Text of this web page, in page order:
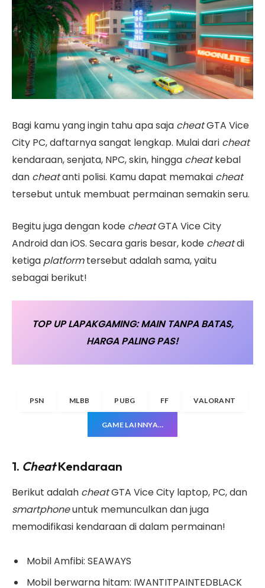
Bagi kamu yang ingin tahu apa saja cheatGTA Vice
City PC, daftarnya sangat lengkap. Mulai dari cheat
kendaraan, senjata, NPC, skin, hingga cheatkebal
dan cheatanti polisi. Kamu dapat memakai cheat
tersebut untuk membuat permainan semakin seru.
Begitu juga dengan kode cheatGTA Vice City
Android dan iOS. Secara garis besar, kode cheatdi
ketiga platformtersebut adalah sama, yaitu
sebagai berikut!
TOP UP LAPAKGAMING: MAIN TANPA BATAS,
HARGA PALING PAS!
PSN MLBB PUBG FF VALORANT
GAME LAINNYA…
1. CheatKendaraan
Berikut adalah cheatGTA Vice City laptop, PC, dan
smartphoneuntuk memunculkan dan juga
memodifikasi kendaraan di dalam permainan!
Mobil Amfibi: SEAWAYS
Mobil berwarna hitam: IWANTITPAINTEDBLACK